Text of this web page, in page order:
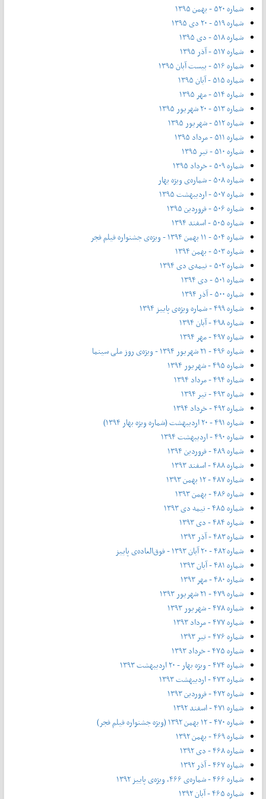
شماره ۵۲۰ - بهمن ۱۳۹۵
شماره ۵۱۹ - ۲۰ دی ۱۳۹۵
شماره ۵۱۸ - دی ۱۳۹۵
شماره ۵۱۷ - آذر ۱۳۹۵
شماره ۵۱۶ - بیست آبان ۱۳۹۵
شماره ۵۱۵ - آبان ۱۳۹۵
شماره ۵۱۴ - مهر ۱۳۹۵
شماره ۵۱۳ - ۲۰ شهریور ۱۳۹۵
شماره ۵۱۲ - شهریور ۱۳۹۵
شماره ۵۱۱ - مرداد ۱۳۹۵
شماره ۵۱۰ - تیر ۱۳۹۵
شماره ۵۰۹ - خرداد ۱۳۹۵
شماره ۵۰۸ - شماره‌ی ویژه بهار
شماره ۵۰۷ - اردیبهشت ۱۳۹۵
شماره ۵۰۶ - فروردین ۱۳۹۵
شماره ۵۰۵ - اسفند ۱۳۹۴
شماره ۵۰۴ - ۱۱ بهمن ۱۳۹۴ - ویژه‌ی جشنواره فیلم فجر
شماره ۵۰۳ - بهمن ۱۳۹۴
شماره ۵۰۲ - نیمه‌ی دی ۱۳۹۴
شماره ۵۰۱ - دی ۱۳۹۴
شماره ۵۰۰ - آذر ۱۳۹۴
شماره ۴۹۹ - شماره ویژه‌ی پاییز ۱۳۹۴
شماره ۴۹۸ - آبان ۱۳۹۴
شماره ۴۹۷ - مهر ۱۳۹۴
شماره ۴۹۶ - ۲۱ شهریور ۱۳۹۴ - ویژه‌ی روز ملی سینما
شماره ۴۹۵ - شهریور ۱۳۹۴
شماره ۴۹۴ - مرداد ۱۳۹۴
شماره ۴۹۳ - تیر ۱۳۹۴
شماره ۴۹۲ - خرداد ۱۳۹۴
شماره ۴۹۱ - ۲۰ اردیبهشت (شماره ویژه بهار ۱۳۹۴)
شماره ۴۹۰ - اردیبهشت ۱۳۹۴
شماره ۴۸۹ - فروردین ۱۳۹۴
شماره ۴۸۸ - اسفند ۱۳۹۳
شماره ۴۸۷ - ۱۲ بهمن ۱۳۹۳
شماره ۴۸۶ - بهمن ۱۳۹۳
شماره ۴۸۵ - نیمه دی ۱۳۹۳
شماره ۴۸۴ - دی ۱۳۹۳
شماره ۴۸۳ - آذر ۱۳۹۳
شماره ۴۸۲ - ۲۰ آبان ۱۳۹۳ - فوق‌العاده‌ی پاییز
شماره ۴۸۱ - آبان ۱۳۹۳
شماره ۴۸۰ - مهر ۱۳۹۳
شماره ۴۷۹ - ۲۱ شهریور ۱۳۹۳
شماره ۴۷۸ - شهریور ۱۳۹۳
شماره ۴۷۷ - مرداد ۱۳۹۳
شماره ۴۷۶ - تیر ۱۳۹۳
شماره ۴۷۵ - خرداد ۱۳۹۳
شماره ۴۷۴ - ویژه بهار - ۲۰ اردیبهشت ۱۳۹۳
شماره ۴۷۳ - اردیبهشت ۱۳۹۳
شماره ۴۷۲ - فروردین ۱۳۹۳
شماره ۴۷۱ - اسفند ۱۳۹۲
شماره ۴۷۰ - ۱۲ بهمن ۱۳۹۲ (ویژه جشنواره فیلم فجر)
شماره ۴۶۹ - بهمن ۱۳۹۲
شماره ۴۶۸ - دی ۱۳۹۲
شماره ۴۶۷ - آذر ۱۳۹۲
شماره ۴۶۶ - شماره‌ی ۴۶۶، ویژه‌ی پاییز ۱۳۹۲
شماره ۴۶۵ - آبان ۱۳۹۲